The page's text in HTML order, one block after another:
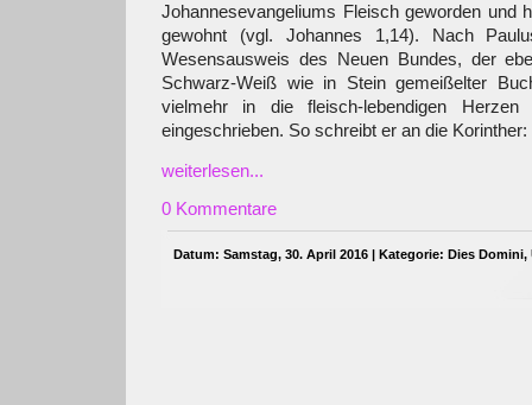
Johannesevangeliums Fleisch geworden und
gewohnt (vgl. Johannes 1,14). Nach
Wesensausweis des Neuen Bundes, der
Schwarz-Weiß wie in Stein gemeißelter
vielmehr in die fleisch-lebendigen
eingeschrieben. So schreibt er an die Korinther:
weiterlesen...
0 Kommentare
Datum: Samstag, 30. April 2016 | Kategorie: Dies Domini,